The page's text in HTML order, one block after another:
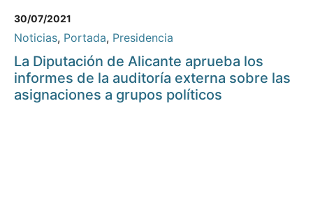
30/07/2021
Noticias, Portada, Presidencia
La Diputación de Alicante aprueba los
informes de la auditoría externa sobre las
asignaciones a grupos políticos